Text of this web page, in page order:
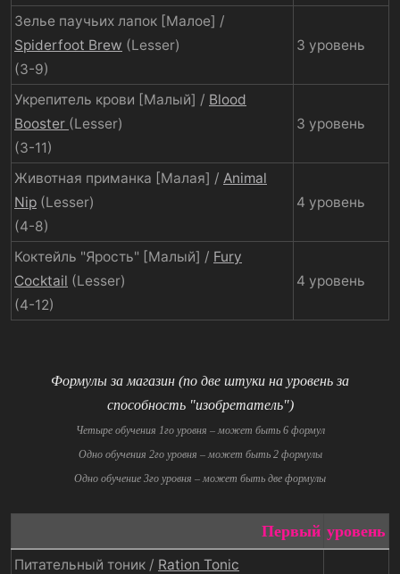
Зелье паучьих лапок [Малое] /
Spiderfoot Brew (Lesser)
(3-9)
3 уровень
Укрепитель крови [Малый] / Blood
Booster (Lesser)
(3-11)
3 уровень
Животная приманка [Малая] / Animal
Nip (Lesser)
(4-8)
4 уровень
Коктейль "Ярость" [Малый] / Fury
Cocktail (Lesser)
(4-12)
4 уровень
Формулы за магазин (по две штуки на уровень за
способность "изобретатель")
Четыре обучения 1го уровня – может быть 6 формул
Одно обучения 2го уровня – может быть 2 формулы
Одно обучение 3го уровня –может быть две формулы
Первый уровень
Питательный тоник / Ration Tonic